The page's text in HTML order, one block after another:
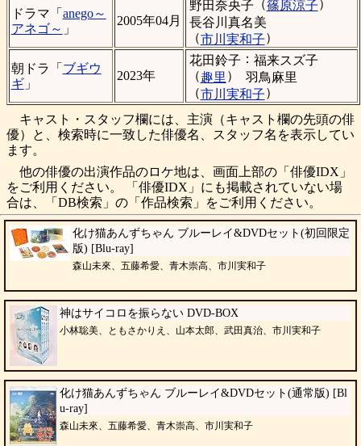
ドラマ「 anego～
アネゴ～ 」
2005年04月
野田奈央子 （篠原涼子）
長谷川真名美
（市川実和子）
朝ドラ「 ブギウ
ギ」
2023年
花田鈴子 ： 福来スズ子
（趣里 ）
羽鳥麻里
（市川実和子）
キャスト・スタッフ欄には、主演（キャスト欄の先頭の俳
優）と、検索時に一致した俳優名、スタッフ名を表示してい
ます。
他の俳優の出演作品のロケ地は、画面上部の「俳優IDX」
をご利用ください。 「俳優IDX」にも掲載されていない場
合は、「DB検索」の「作品検索」をご利用ください。
化け猫あんずちゃん ブルーレイ&DVDセット(初回限定
版) [Blu-ray]
森山未來、五藤希愛、青木崇高、市川実和子
神はサイコロを振らない DVD-BOX
小林聡美、ともさかりえ、山本太郎、武田真治、市川実和子
化け猫あんずちゃん ブルーレイ&DVDセット(通常版) [Bl
u-ray]
森山未來、五藤希愛、青木崇高、市川実和子